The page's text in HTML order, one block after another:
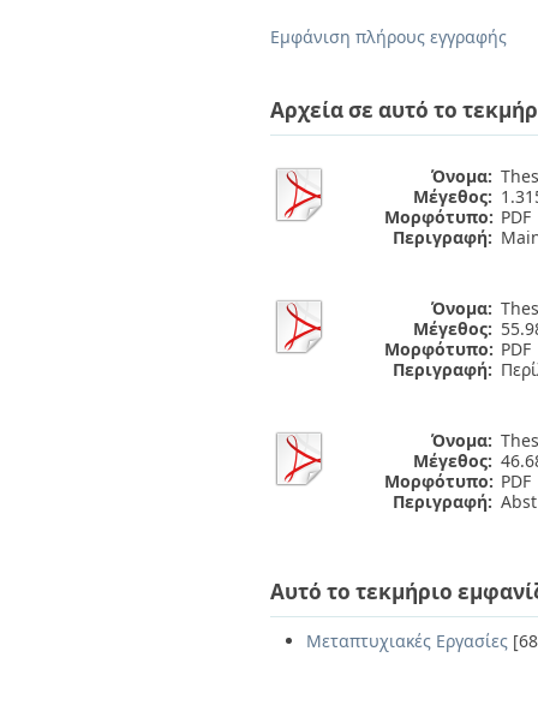
Εμφάνιση πλήρους εγγραφής
Αρχεία σε αυτό το
Όνομα:
Μέγεθος:
Μορφότυπο: PDF
Περιγραφή:
Όνομα:
Μέγεθος:
Μορφότυπο: PDF
Περιγραφή:
Όνομα:
Μέγεθος:
Μορφότυπο: PDF
Περιγραφή:
Αυτό το τεκμήριο
Μεταπτυχιακές Εργασίες